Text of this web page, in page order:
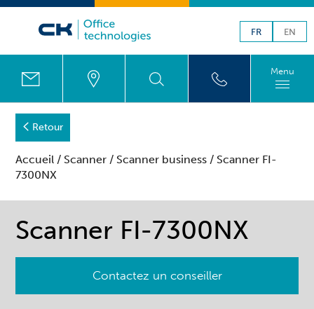
FR EN
Menu
Retour
Accueil / Scanner / Scanner business / Scanner FI-
7300NX
Scanner FI-7300NX
Contactez un conseiller